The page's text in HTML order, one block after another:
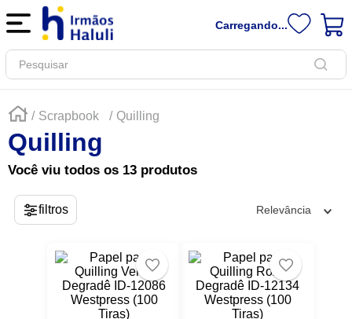
Carregando...
Pesquisar
Scrapbook Quilling
Quilling
Você viu todos os 13 produtos
Relevância